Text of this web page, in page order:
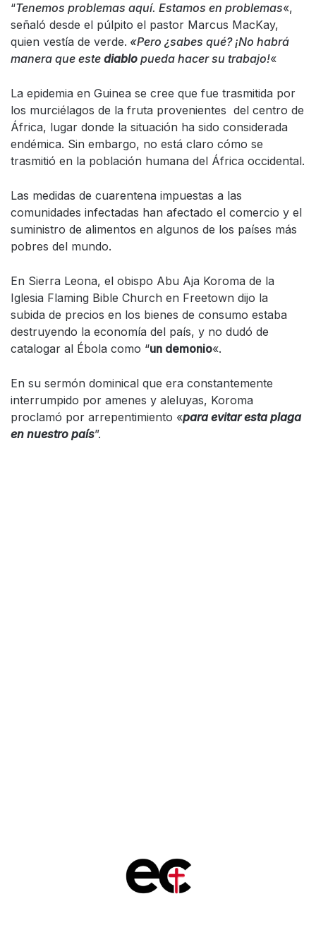
“Tenemos problemas aquí. Estamos en problemas«,
señaló desde el púlpito el pastor Marcus MacKay,
quien vestía de verde. «Pero ¿sabes qué? ¡No habrá
manera que este diablo pueda hacer su trabajo!«
La epidemia en Guinea se cree que fue trasmitida por
los murciélagos de la fruta provenientes del centro de
África, lugar donde la situación ha sido considerada
endémica. Sin embargo, no está claro cómo se
trasmitió en la población humana del África occidental.
Las medidas de cuarentena impuestas a las
comunidades infectadas han afectado el comercio y el
suministro de alimentos en algunos de los países más
pobres del mundo.
En Sierra Leona, el obispo Abu Aja Koroma de la
Iglesia Flaming Bible Church en Freetown dijo la
subida de precios en los bienes de consumo estaba
destruyendo la economía del país, y no dudó de
catalogar al Ébola como “un demonio«.
En su sermón dominical que era constantemente
interrumpido por amenes y aleluyas, Koroma
proclamó por arrepentimiento «para evitar esta plaga
en nuestro país”.